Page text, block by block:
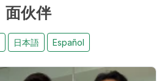
面伙伴
日本語 Español